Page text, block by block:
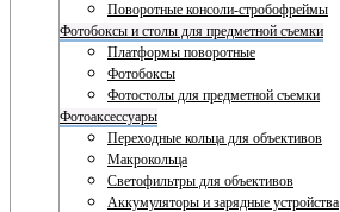
Поворотные консоли-стробофреймы
Фотобоксы и столы для предметной съемки
Платформы поворотные
Фотобоксы
Фотостолы для предметной съемки
Фотоаксессуары
Переходные кольца для объективов
Макрокольца
Светофильтры для объективов
Аккумуляторы и зарядные устройства